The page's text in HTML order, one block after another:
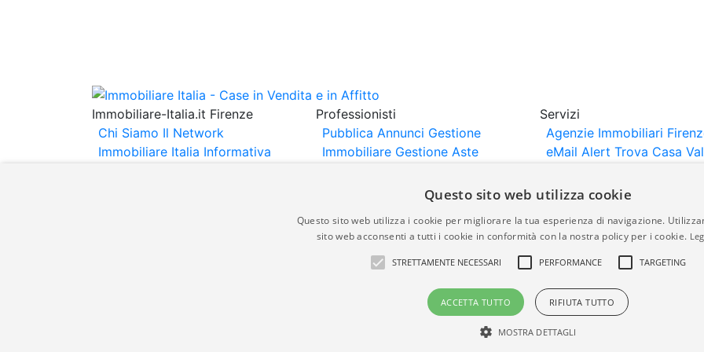
Immobiliare-Italia.it Firenze
Chi Siamo Il Network
Immobiliare Italia Informativa
Professionisti
Pubblica Annunci Gestione
Immobiliare Gestione Aste
Importazione
Servizi
Agenzie Immobiliari
eMail Alert Trova Casa
Gli annunci immobiliari presenti su immobiliare-italia.it vengono pubblicati da agenzie immobiliari e
italia.it quindi non è responsabile della veridicità, della correttezza, della completezza, della
Questo sito web utilizza cookie
Questo sito web utilizza i cookie per migliorare la tua esperienza di navigazione.
sito web acconsenti a tutti i cookie in conformità con la nostra policy per i cookie.
STRETTAMENTE NECESSARI PERFORMANCE TARGETING
ACCETTA TUTTO RIFIUTA TUTTO
MOSTRA DETTAGLI